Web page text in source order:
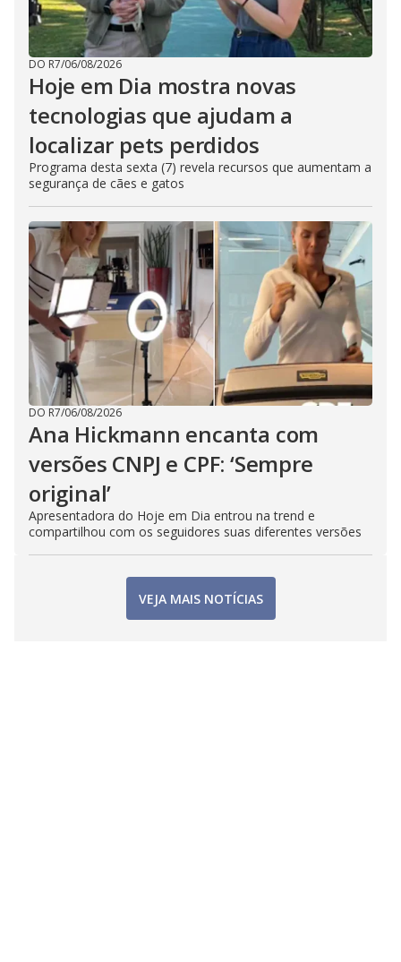
DO R7/06/08/2026
Hoje em Dia mostra novas
tecnologias que ajudam a
localizar pets perdidos
Programa desta sexta (7) revela recursos que aumentam a
segurança de cães e gatos
DO R7/06/08/2026
Ana Hickmann encanta com
versões CNPJ e CPF: ‘Sempre
original’
Apresentadora do Hoje em Dia entrou na trend e
compartilhou com os seguidores suas diferentes versões
VEJA MAIS NOTÍCIAS